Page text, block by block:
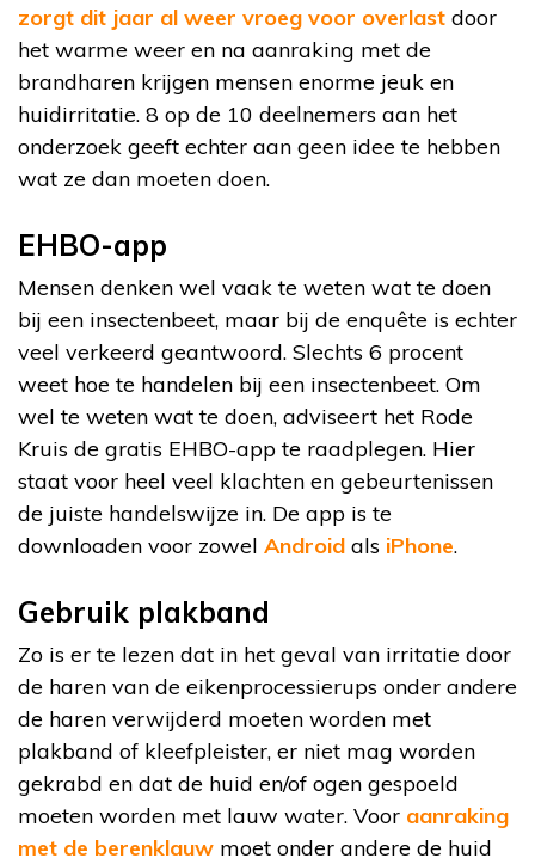
zorgt dit jaar al weer vroeg voor overlast door
het warme weer en na aanraking met de
brandharen krijgen mensen enorme jeuk en
huidirritatie. 8 op de 10 deelnemers aan het
onderzoek geeft echter aan geen idee te hebben
wat ze dan moeten doen.
EHBO-app
Mensen denken wel vaak te weten wat te doen
bij een insectenbeet, maar bij de enquête is echter
veel verkeerd geantwoord. Slechts 6 procent
weet hoe te handelen bij een insectenbeet. Om
wel te weten wat te doen, adviseert het Rode
Kruis de gratis EHBO-app te raadplegen. Hier
staat voor heel veel klachten en gebeurtenissen
de juiste handelswijze in. De app is te
downloaden voor zowel Android als iPhone.
Gebruik plakband
Zo is er te lezen dat in het geval van irritatie door
de haren van de eikenprocessierups onder andere
de haren verwijderd moeten worden met
plakband of kleefpleister, er niet mag worden
gekrabd en dat de huid en/of ogen gespoeld
moeten worden met lauw water. Voor aanraking
met de berenklauw moet onder andere de huid